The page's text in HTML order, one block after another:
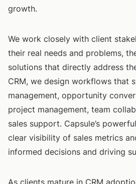
growth.
We work closely with client
their real needs and problems,
solutions that directly address
CRM, we design workflows that
management, opportunity
project management, team
sales support. Capsule’s
clear visibility of sales metrics
informed decisions and driving
As clients mature in CRM